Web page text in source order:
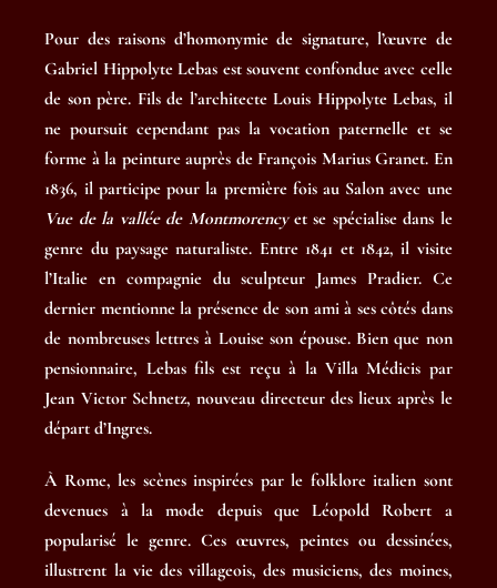
Pour des raisons d’homonymie de signature, l’œuvre de
Gabriel Hippolyte Lebas est souvent confondue avec celle
de son père. Fils de l’architecte Louis Hippolyte Lebas, il
ne poursuit cependant pas la vocation paternelle et se
forme à la peinture auprès de François Marius Granet. En
1836, il participe pour la première fois au Salon avec une
Vue de la vallée de Montmorencyet se spécialise dans le
genre du paysage naturaliste. Entre 1841 et 1842, il visite
l’Italie en compagnie du sculpteur James Pradier. Ce
dernier mentionne la présence de son ami à ses côtés dans
de nombreuses lettres à Louise son épouse. Bien que non
pensionnaire, Lebas fils est reçu à la Villa Médicis par
Jean Victor Schnetz, nouveau directeur des lieux après le
départ d’Ingres.
À Rome, les scènes inspirées par le folklore italien sont
devenues à la mode depuis que Léopold Robert a
popularisé le genre. Ces œuvres, peintes ou dessinées,
illustrent la vie des villageois, des musiciens, des moines,